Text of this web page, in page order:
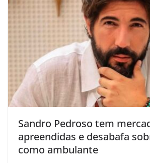
Sandro Pedroso tem
apreendidas e desabafa
como ambulante